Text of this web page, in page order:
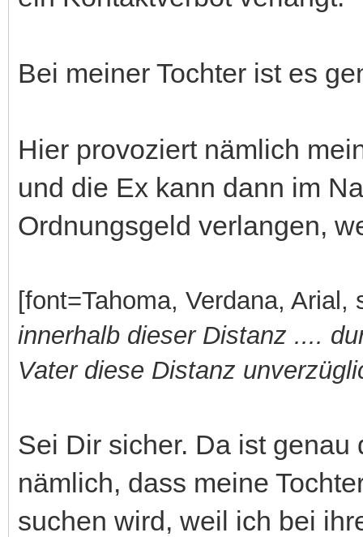
Bei meiner Tochter ist es
Hier provoziert nämlich
und die Ex kann dann im
Ordnungsgeld verlangen,
[font=Tahoma, Verdana, Arial,
innerhalb dieser Distanz ....
Vater diese Distanz
Sei Dir sicher. Da ist
nämlich, dass meine
suchen wird, weil ich bei